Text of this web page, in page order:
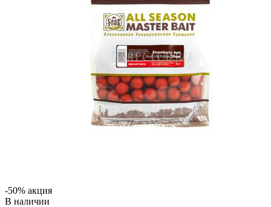
-50% акция
В наличии